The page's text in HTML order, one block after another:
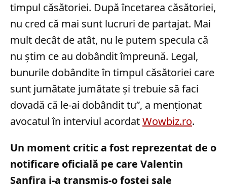
timpul căsătoriei. După încetarea căsătoriei,
nu cred că mai sunt lucruri de partajat. Mai
mult decât de atât, nu le putem specula că
nu știm ce au dobândit împreună. Legal,
bunurile dobândite în timpul căsătoriei care
sunt jumătate jumătate și trebuie să faci
dovadă că le-ai dobândit tu”, a menționat
avocatul în interviul acordatWowbiz.ro.
Un moment critic a fost reprezentat de o
notificare oficială pe care Valentin
Sanfira i-a transmis-o fostei sale